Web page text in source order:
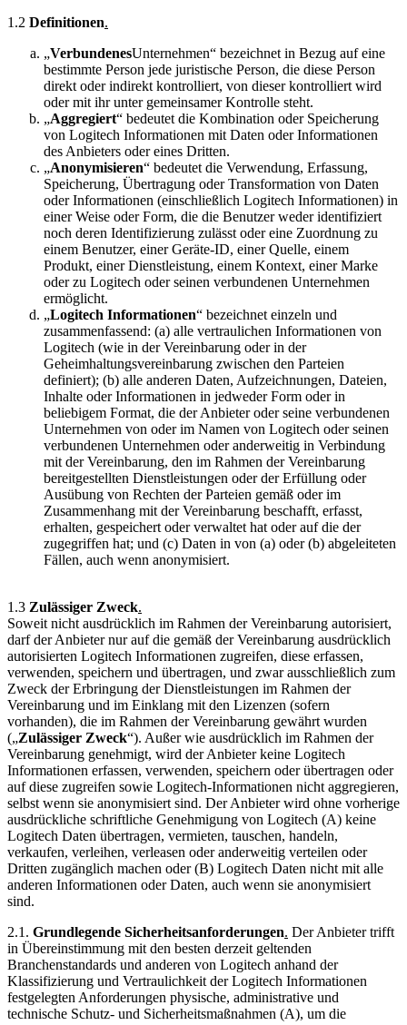
1.2 Definitionen.
„VerbundenesUnternehmen“ bezeichnet in Bezug auf eine
bestimmte Person jede juristische Person, die diese Person
direkt oder indirekt kontrolliert, von dieser kontrolliert wird
oder mit ihr unter gemeinsamer Kontrolle steht.
„Aggregiert“ bedeutet die Kombination oder Speicherung
von Logitech Informationen mit Daten oder Informationen
des Anbieters oder eines Dritten.
„Anonymisieren“ bedeutet die Verwendung, Erfassung,
Speicherung, Übertragung oder Transformation von Daten
oder Informationen (einschließlich Logitech Informationen) in
einer Weise oder Form, die die Benutzer weder identifiziert
noch deren Identifizierung zulässt oder eine Zuordnung zu
einem Benutzer, einer Geräte-ID, einer Quelle, einem
Produkt, einer Dienstleistung, einem Kontext, einer Marke
oder zu Logitech oder seinen verbundenen Unternehmen
ermöglicht.
„Logitech Informationen“ bezeichnet einzeln und
zusammenfassend: (a) alle vertraulichen Informationen von
Logitech (wie in der Vereinbarung oder in der
Geheimhaltungsvereinbarung zwischen den Parteien
definiert); (b) alle anderen Daten, Aufzeichnungen, Dateien,
Inhalte oder Informationen in jedweder Form oder in
beliebigem Format, die der Anbieter oder seine verbundenen
Unternehmen von oder im Namen von Logitech oder seinen
verbundenen Unternehmen oder anderweitig in Verbindung
mit der Vereinbarung, den im Rahmen der Vereinbarung
bereitgestellten Dienstleistungen oder der Erfüllung oder
Ausübung von Rechten der Parteien gemäß oder im
Zusammenhang mit der Vereinbarung beschafft, erfasst,
erhalten, gespeichert oder verwaltet hat oder auf die der
zugegriffen hat; und (c) Daten in von (a) oder (b) abgeleiteten
Fällen, auch wenn anonymisiert.
1.3 Zulässiger Zweck.
Soweit nicht ausdrücklich im Rahmen der Vereinbarung autorisiert,
darf der Anbieter nur auf die gemäß der Vereinbarung ausdrücklich
autorisierten Logitech Informationen zugreifen, diese erfassen,
verwenden, speichern und übertragen, und zwar ausschließlich zum
Zweck der Erbringung der Dienstleistungen im Rahmen der
Vereinbarung und im Einklang mit den Lizenzen (sofern
vorhanden), die im Rahmen der Vereinbarung gewährt wurden
(„Zulässiger Zweck“). Außer wie ausdrücklich im Rahmen der
Vereinbarung genehmigt, wird der Anbieter keine Logitech
Informationen erfassen, verwenden, speichern oder übertragen oder
auf diese zugreifen sowie Logitech-Informationen nicht aggregieren,
selbst wenn sie anonymisiert sind. Der Anbieter wird ohne vorherige
ausdrückliche schriftliche Genehmigung von Logitech (A) keine
Logitech Daten übertragen, vermieten, tauschen, handeln,
verkaufen, verleihen, verleasen oder anderweitig verteilen oder
Dritten zugänglich machen oder (B) Logitech Daten nicht mit alle
anderen Informationen oder Daten, auch wenn sie anonymisiert
sind.
2.1. Grundlegende Sicherheitsanforderungen. Der Anbieter trifft
in Übereinstimmung mit den besten derzeit geltenden
Branchenstandards und anderen von Logitech anhand der
Klassifizierung und Vertraulichkeit der Logitech Informationen
festgelegten Anforderungen physische, administrative und
technische Schutz- und Sicherheitsmaßnahmen (A), um die